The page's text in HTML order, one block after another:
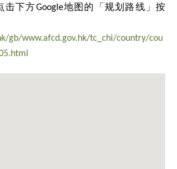
击下方Google地图的「规划路线」按
gb/www.afcd.gov.hk/tc_chi/country/cou